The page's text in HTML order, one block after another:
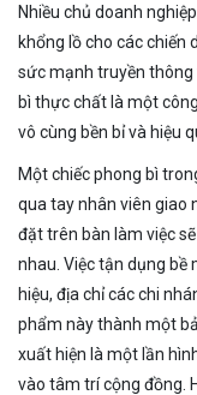
Nhiều chủ doanh
khổng lồ cho các chiến
sức mạnh truyền thông
bì thực chất là một
vô cùng bền bỉ và hiệu
Một chiếc phong bì
qua tay nhân viên giao
đặt trên bàn làm việc
nhau. Việc tận dụng bề
hiệu, địa chỉ các chi
phẩm này thành một
xuất hiện là một lần
vào tâm trí cộng đồng.